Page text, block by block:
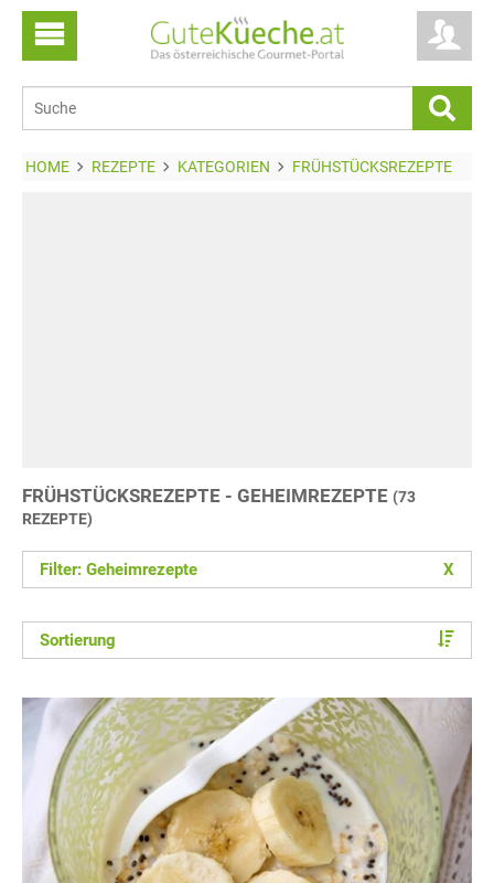
HOME REZEPTE KATEGORIEN FRÜHSTÜCKSREZEPTE
FRÜHSTÜCKSREZEPTE - GEHEIMREZEPTE (73
REZEPTE)
Filter: Geheimrezepte X
Sortierung